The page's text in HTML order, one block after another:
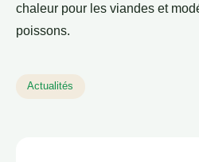
chaleur pour les viandes et
poissons.
Actualités